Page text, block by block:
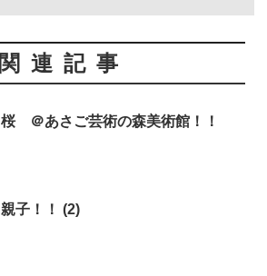
関連記事
桜 ＠あさご芸術の森美術館！！
親子！！ (2)